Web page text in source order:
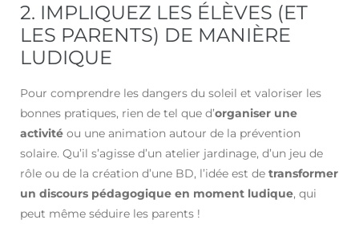
2. IMPLIQUEZ LES ÉLÈVES (ET
LES PARENTS) DE MANIÈRE
LUDIQUE
Pour comprendre les dangers du soleil et valoriser les
bonnes pratiques, rien de tel que d’organiser une
activité ou une animation autour de la prévention
solaire. Qu’il s’agisse d’un atelier jardinage, d’un jeu de
rôle ou de la création d’une BD, l’idée est de transformer
un discours pédagogique en moment ludique, qui
peut même séduire les parents !